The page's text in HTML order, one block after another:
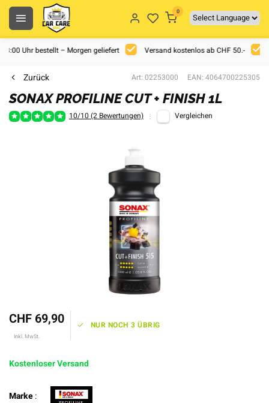
0
Uhr bestellt – Morgen geliefert Versand kostenlos ab CHF 50.-
Zurück Art: 02253000 EAN: 4064700225305
SONAX PROFILINE CUT + FINISH 1L
10/10 (2 Bewertungen) Vergleichen
CHF 69,90
Inkl. MwSt.
NUR NOCH 3 ÜBRIG
Kostenloser Versand
Marke: